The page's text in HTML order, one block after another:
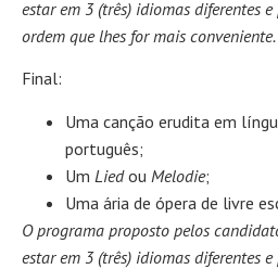
estar em 3 (três) idiomas diferentes
ordem que lhes for mais conveniente.
Final:
Uma canção erudita em
português;
Um Liedou Melodie;
Uma ária de ópera de livre
O programa proposto pelos
estar em 3 (três) idiomas diferentes